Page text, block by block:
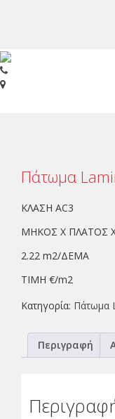
Πάτωμα
ΚΛΑΣΗ AC3
ΜΗΚΟΣ Χ ΠΛΑΤΟΣ Χ
2.22 m2/ΔΕΜΑ
ΤΙΜΗ €/m2
Κατηγορία: Πάτωμα
Περιγραφή